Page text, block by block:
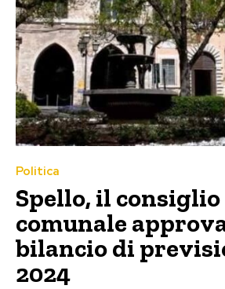
Politica
Spello, il consiglio
comunale
bilancio di
2024